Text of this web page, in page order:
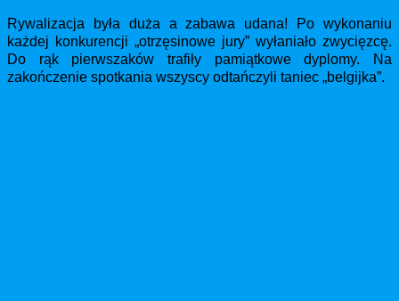
Rywalizacja była duża a zabawa udana! Po wykonaniu
każdej konkurencji „otrzęsinowe jury” wyłaniało zwycięzcę.
Do rąk pierwszaków trafiły pamiątkowe dyplomy. Na
zakończenie spotkania wszyscy odtańczyli taniec „belgijka”.